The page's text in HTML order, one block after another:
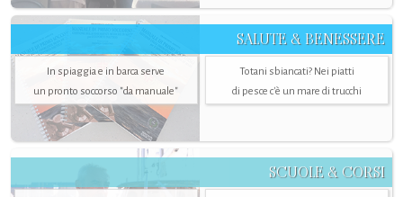
SALUTE & BENESSERE
In spiaggia e in barca serve
un pronto soccorso "da manuale"
Totani sbiancati? Nei piatti
di pesce c'è un mare di trucchi
SCUOLE & CORSI